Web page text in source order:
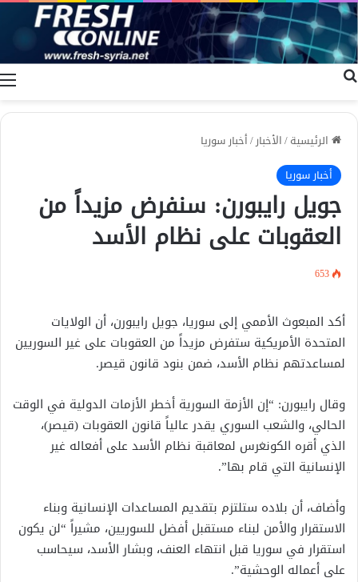
الرئيسية/الأخبار/أخبار سوريا
أخبار سوريا
جويل رايبورن: سنفرض مزيداً من
العقوبات على نظام الأسد
653
أكد المبعوث الأممي إلى سوريا، جويل رايبورن، أن الولايات
المتحدة الأمريكية ستفرض مزيداً من العقوبات على غير السوريين
لمساعدتهم نظام الأسد، ضمن بنود قانون قيصر.
وقال رايبورن: “إن الأزمة السورية أخطر الأزمات الدولية في الوقت
الحالي، والشعب السوري يقدر عالياً قانون العقوبات (قيصر)،
الذي أقره الكونغرس لمعاقبة نظام الأسد على أفعاله غير
الإنسانية التي قام بها”.
وأضاف، أن بلاده ستلتزم بتقديم المساعدات الإنسانية وبناء
الاستقرار والأمن لبناء مستقبل أفضل للسوريين، مشيراً “لن يكون
استقرار في سوريا قبل انتهاء العنف، وبشار الأسد، سيحاسب
على أعماله الوحشية”.